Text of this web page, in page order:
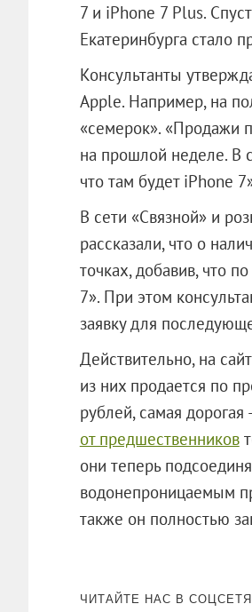
7 и iPhone 7 Plus.
Екатеринбурга стало
Консультанты
Apple. Например, на
«семерок». «Продажи
на прошлой неделе. В
что там будет iPhone
В сети «Связной» и
рассказали, что о
точках, добавив, что
7». При этом
заявку для
Действительно, на
из них продается по
рублей, самая
от предшественников
они теперь
водонепроницаемым
также он
ЧИТАЙТЕ НАС В